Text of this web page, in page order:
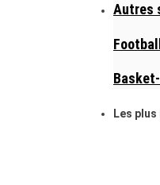
Autres
Basket-
Les